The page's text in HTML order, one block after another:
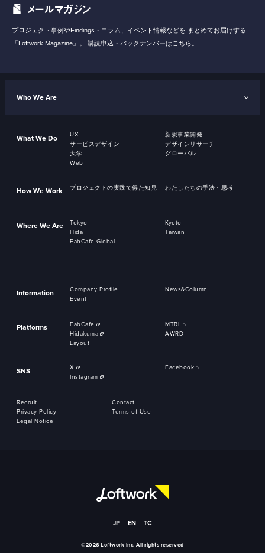
メールマガジン
プロジェクト事例やFindings・コラム、イベント情報などを まとめてお届けする
「Loftwork Magazine」。
購読申込・バックナンバーはこちら。
Who We Are
What We Do UX
新規事業開発
サービスデザイン
デザインリサーチ
大学
グローバル
Web
How We Work プロジェクトの実践で得た知見 わたしたちの手法・思考
Where We Are Tokyo
Kyoto
Hida
Taiwan
FabCafe Global
Information Company Profile
News&Column
Event
Platforms FabCafe
MTRL
Hidakuma
AWRD
Layout
SNS X
Facebook
Instagram
Recruit
Contact
Privacy Policy
Terms of Use
Legal Notice
JP EN TC
©2026 Loftwork Inc. All rights reserved